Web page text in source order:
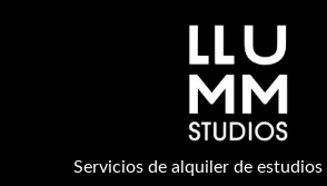
Servicios de alquiler de